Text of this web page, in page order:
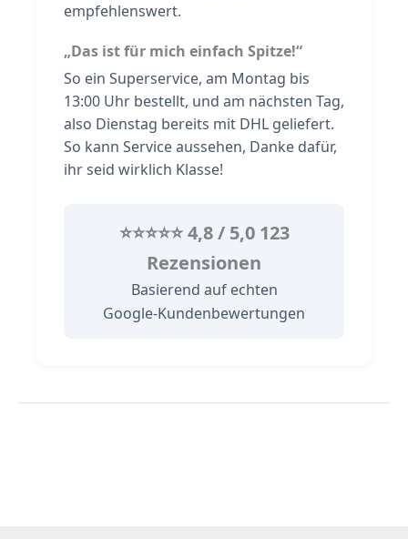
empfehlenswert.
„Das ist für mich einfach Spitze!“
So ein Superservice, am Montag bis
13:00 Uhr bestellt, und am nächsten Tag,
also Dienstag bereits mit DHL geliefert.
So kann Service aussehen, Danke dafür,
ihr seid wirklich Klasse!
⭐⭐⭐⭐⭐ 4,8 / 5,0 123
Rezensionen
Basierend auf echten
Google‑Kundenbewertungen